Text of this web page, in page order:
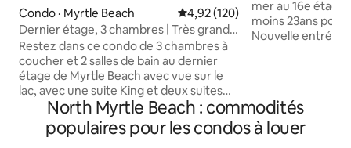
Condo · Myrtle Beach Note moyenne de 4,92 sur 5,
4,92 (120)
Dernier étage, 3 chambres | Très grand
lit près de Broadway @ Beach & Golf
Restez dans ce condo de 3 chambres à
coucher et 2 salles de bain au dernier
étage de Myrtle Beach avec vue sur le
lac, avec une suite King et deux suites
Queen avec douches à l'italienne.
Profitez d'une cuisine complète, de
téléviseurs intelligents de 55 po, d'une
mer au 16e étage. Vous devez avoir au
moins 23ans
Nouvelle entrée
matelas
électroménagers de
bord de la
North Myrtle Beach : commodités
populaires pour les condos à louer